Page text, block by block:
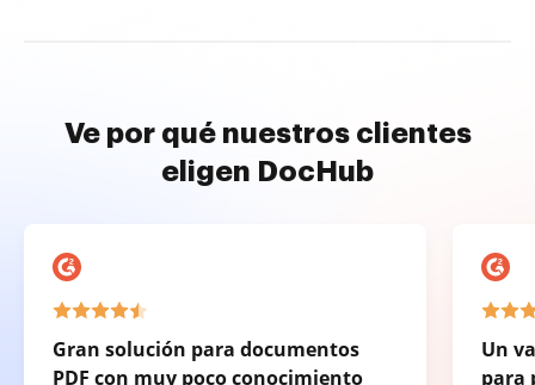
Ve por qué nuestros clientes
eligen DocHub
Gran solución para documentos
PDF con muy poco conocimiento
Un
para